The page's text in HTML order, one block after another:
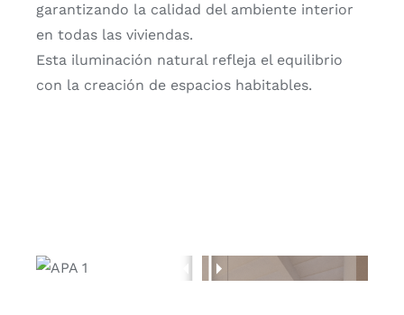
garantizando la calidad del ambiente interior
en todas las viviendas.
Esta iluminación natural refleja el equilibrio
con la creación de espacios habitables.